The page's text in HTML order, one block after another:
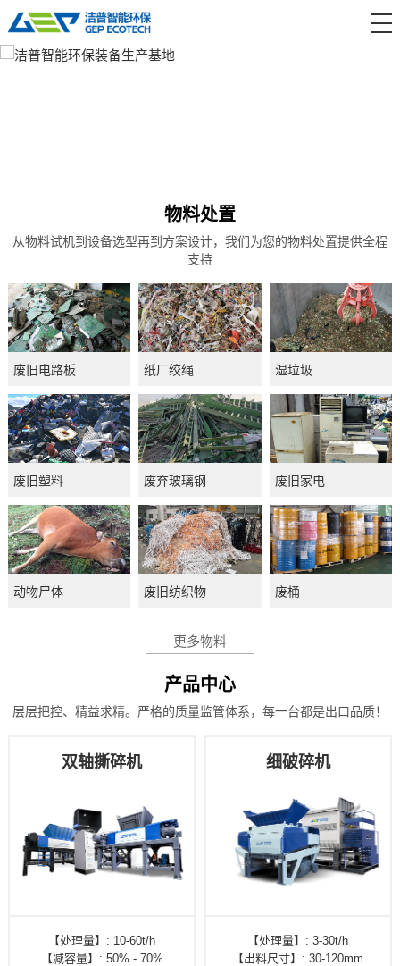
新闻资讯
关于洁普
联系我们
物料处置
从物料试机到设备选型再到方案设计，我们为您的物料处置提供全程
支持
废旧电路板 纸厂绞绳 湿垃圾
废旧塑料 废弃玻璃钢 废旧家电
动物尸体 废旧纺织物 废桶
更多物料
产品中心
层层把控、精益求精。严格的质量监管体系，每一台都是出口品质！
双轴撕碎机
【处理量】 : 10-60t/h
【减容量】 : 50% - 70%
细破碎机
【处理量】 : 3-30t/h
【出料尺寸】 : 30-120mm